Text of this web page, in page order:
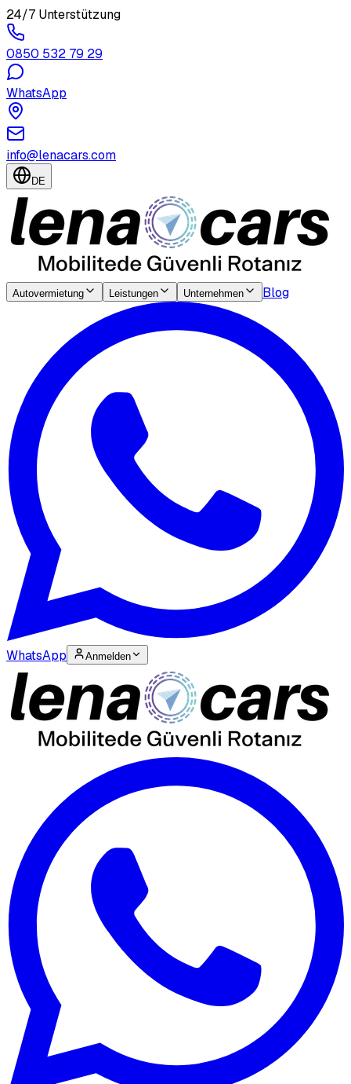
24/7 Unterstützung
0850 532 79 29
WhatsApp
info@lenacars.com
DE
Autovermietung Leistungen Unternehmen Blog
WhatsApp Anmelden